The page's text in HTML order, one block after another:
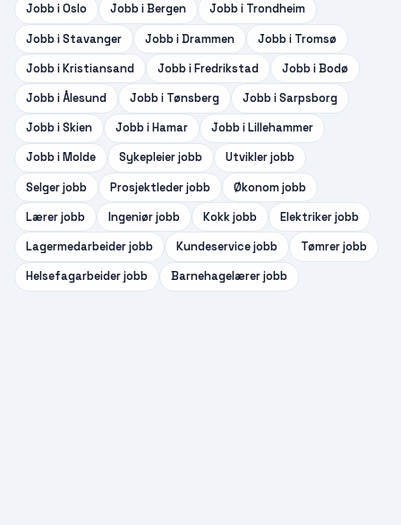
Jobb iOslo Jobb iBergen Jobb i Trondheim
Jobb iStavanger Jobb iDrammen Jobb i Tromsø
Jobb iKristiansand Jobb iFredrikstad Jobb iBodø
Jobb iÅlesund Jobb i Tønsberg Jobb iSarpsborg
Jobb iSkien Jobb iHamar Jobb iLillehammer
Jobb iMolde Sykepleierjobb Utviklerjobb
Selgerjobb Prosjektlederjobb Økonomjobb
Lærerjobb Ingeniørjobb Kokkjobb Elektrikerjobb
Lagermedarbeiderjobb Kundeservicejobb Tømrerjobb
Helsefagarbeiderjobb Barnehagelærerjobb